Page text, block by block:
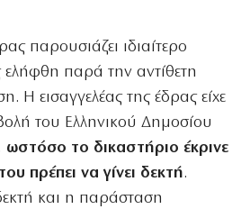
παρουσιάζει ιδιαίτερο
παρά την αντίθετη
Η εισαγγελέας της έδρας είχε
του Ελληνικού Δημοσίου
ωστόσο το δικαστήριο έκρινε
πρέπει να γίνει δεκτή.
και η παράσταση